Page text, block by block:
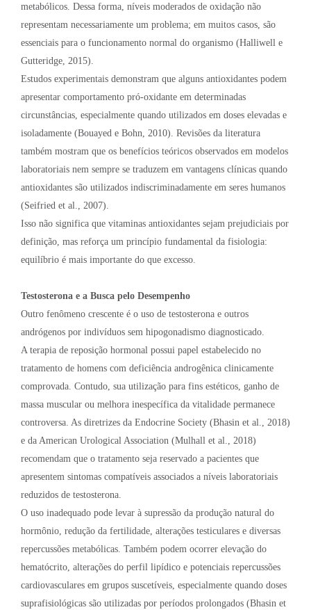
metabólicos. Dessa forma, níveis moderados de oxidação não
representam necessariamente um problema; em muitos casos, são
essenciais para o funcionamento normal do organismo (Halliwell e
Gutteridge, 2015).
Estudos experimentais demonstram que alguns antioxidantes podem
apresentar comportamento pró-oxidante em determinadas
circunstâncias, especialmente quando utilizados em doses elevadas e
isoladamente (Bouayed e Bohn, 2010). Revisões da literatura
também mostram que os benefícios teóricos observados em modelos
laboratoriais nem sempre se traduzem em vantagens clínicas quando
antioxidantes são utilizados indiscriminadamente em seres humanos
(Seifried et al., 2007).
Isso não significa que vitaminas antioxidantes sejam prejudiciais por
definição, mas reforça um princípio fundamental da fisiologia:
equilíbrio é mais importante do que excesso.
Testosterona e a Busca pelo Desempenho
Outro fenômeno crescente é o uso de testosterona e outros
andrógenos por indivíduos sem hipogonadismo diagnosticado.
A terapia de reposição hormonal possui papel estabelecido no
tratamento de homens com deficiência androgênica clinicamente
comprovada. Contudo, sua utilização para fins estéticos, ganho de
massa muscular ou melhora inespecífica da vitalidade permanece
controversa. As diretrizes da Endocrine Society (Bhasin et al., 2018)
e da American Urological Association (Mulhall et al., 2018)
recomendam que o tratamento seja reservado a pacientes que
apresentem sintomas compatíveis associados a níveis laboratoriais
reduzidos de testosterona.
O uso inadequado pode levar à supressão da produção natural do
hormônio, redução da fertilidade, alterações testiculares e diversas
repercussões metabólicas. Também podem ocorrer elevação do
hematócrito, alterações do perfil lipídico e potenciais repercussões
cardiovasculares em grupos suscetíveis, especialmente quando doses
suprafisiológicas são utilizadas por períodos prolongados (Bhasin et